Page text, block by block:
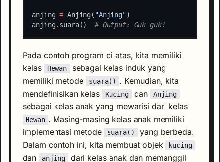
anjing = Anjing( "Anjing"
anjing.suara() # Output: Guk guk!
Pada contoh program di atas, kita memiliki
kelas
Hewan
sebagai kelas induk yang
memiliki metode
suara() . Kemudian, kita
mendefinisikan kelas
Kucing dan Anjing
sebagai kelas anak yang mewarisi dari kelas
Hewan . Masing-masing kelas anak memiliki
implementasi metode
suara()
yang berbeda.
Dalam contoh ini, kita membuat objek
kucing
dan anjing
dari kelas anak dan memanggil